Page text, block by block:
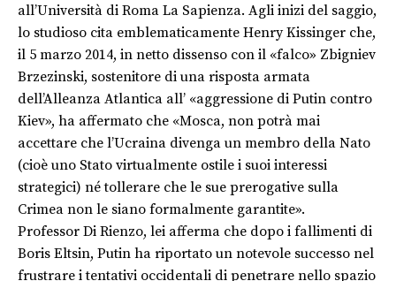
all’Università di Roma La Sapienza. Agli inizi del saggio,
lo studioso cita emblematicamente Henry Kissinger che,
il 5 marzo 2014, in netto dissenso con il «falco» Zbigniev
Brzezinski, sostenitore di una risposta armata
dell’Alleanza Atlantica all’ «aggressione di Putin contro
Kiev», ha affermato che «Mosca, non potrà mai
accettare che l’Ucraina divenga un membro della Nato
(cioè uno Stato virtualmente ostile i suoi interessi
strategici) né tollerare che le sue prerogative sulla
Crimea non le siano formalmente garantite».
Professor Di Rienzo, lei afferma che dopo i fallimenti di
Boris Eltsin, Putin ha riportato un notevole successo nel
frustrare i tentativi occidentali di penetrare nello spazio